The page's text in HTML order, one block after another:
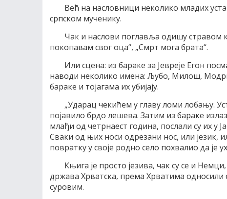
Већ на насловници неколико младих
српском мученику.
Чак и наслови поглавља одишу стравом
покопавам свог оца“, „Смрт мога брата“.
Или сцена: из бараке за Јевреје Егон
наводи неколико имена: Љубо, Милош,
бараке и тојагама их убијају.
„Ударац чекићем у главу ломи лобању.
појавило брдо лешева. Затим из бараке
млађи од четрнаест година, послали су их у
Сваки од њих носи одрезани нос, или језик,
повратку у своје родно село похвалио да је
Књига је просто језива, чак су се и
држава Хрватска, према Хрватима
суровим.